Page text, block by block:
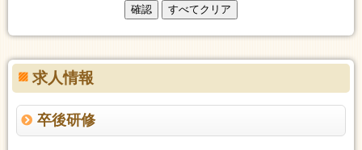
求人情報
卒後研修